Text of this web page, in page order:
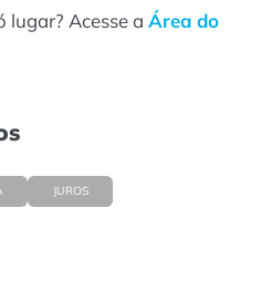
Acesse a Área do
JUROS